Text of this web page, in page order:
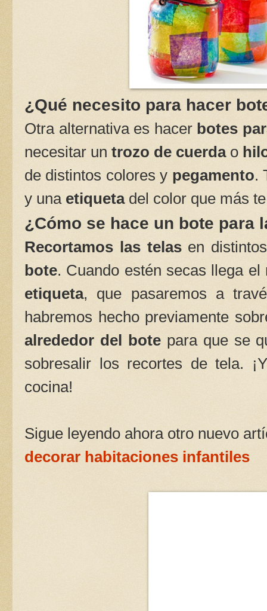
¿Qué necesito para hacer
Otra alternativa es hacer botes
necesitar un trozo de cuerdao
de distintos colores y pegamento.
y una etiquetadel color que más
¿Cómo se hace un bote para
Recortamos las telasen
bote. Cuando estén secas llega
etiqueta, que pasaremos a
habremos hecho previamente
alrededor del botepara que se
sobresalir los recortes de tela.
cocina!
Sigue leyendo ahora otro nuevo
decorar habitaciones infantiles